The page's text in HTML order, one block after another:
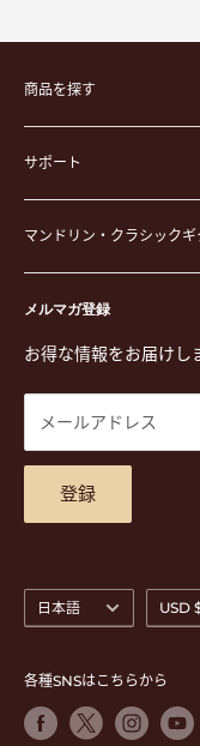
商品を探す
楽器
楽器ケース
弦
ピック
演奏用品
ステーショナリー&ア
楽譜
DVD
チケット
楽器レンタル
サポート
運営会社
イケガクについて
お買い物ガイド
特定商取引法に基づく
プライバシーポリシー
商品検索
お問合せ
アクセスマップ
メルマガ登録
お得な情報をお届けし
メールアドレス
登録
マンドリン・クラシック
TEL. 03-5952-1391 /
営業時間 月-水,金,土
休)
語
日本語
貨
USD
各種SNSはこちらから